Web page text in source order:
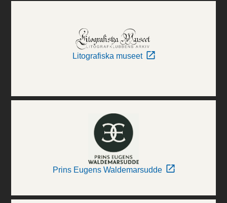
Litografiska museet
Prins Eugens Waldemarsudde